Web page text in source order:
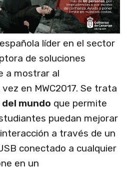
líder en el sector
de soluciones
a mostrar al
en MWC2017. Se trata
mundo que permite
puedan mejorar
a través de un
conectado a cualquier
en un